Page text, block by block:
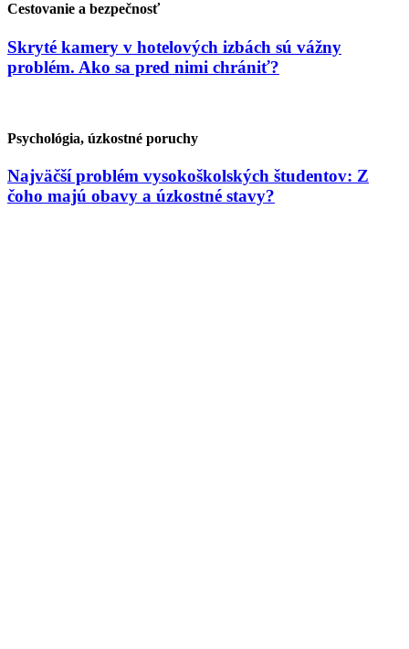
Cestovanie a bezpečnosť
Skryté kamery v hotelových izbách sú vážny
problém. Ako sa pred nimi chrániť?
Psychológia, úzkostné poruchy
Najväčší problém vysokoškolských študentov: Z
čoho majú obavy a úzkostné stavy?